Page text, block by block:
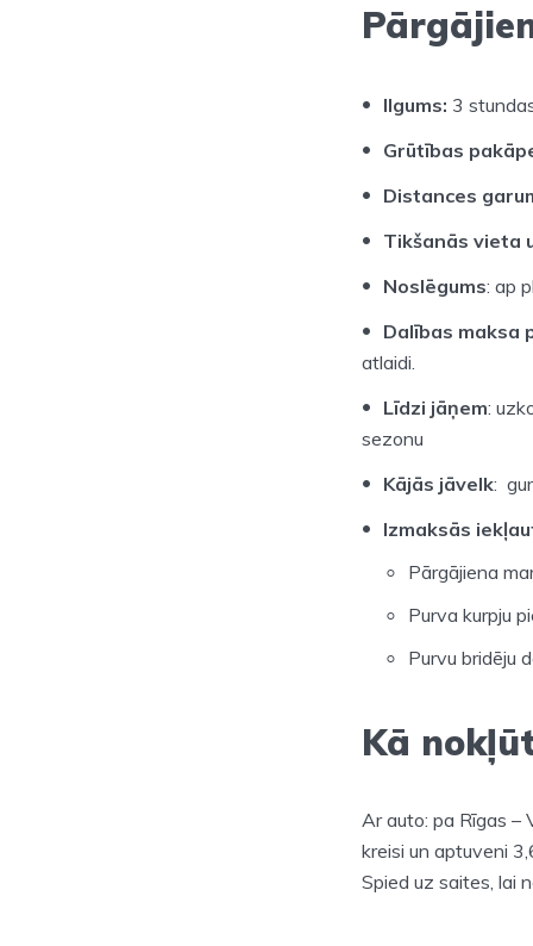
Ilgums: 3
Grūtības
Distances
Tikšanās vieta
Noslēgums: ap
Dalības maksa
atlaidi.
Līdzi jāņem:
sezonu
Kājās jāvelk:
Izmaksās
Pārgājiena
Purva kurpju
Purvu bridēju
Kā
Ar auto: pa Rīgas –
kreisi un aptuveni
Spied uz saites, lai